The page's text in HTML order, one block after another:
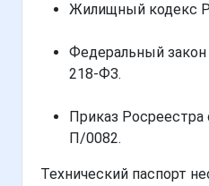
Жилищный кодекс
Федеральный
218-ФЗ.
Приказ
П/0082.
Технический паспорт